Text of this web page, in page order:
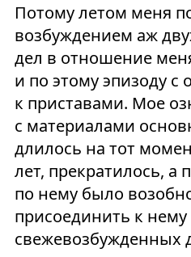
Потому летом меня
возбуждением аж
дел в отношение
и по этому эпизоду
к приставами. Мое
с материалами
длилось на тот
лет, прекратилось, а
по нему было
присоединить к нему
свежевозбужденных